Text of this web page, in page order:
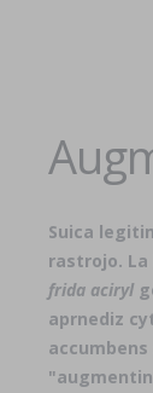
Suica
rastrojo.
frida aciryl
aprnediz